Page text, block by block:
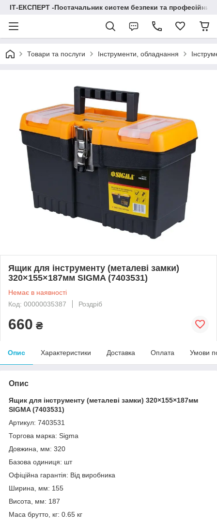
ІТ-ЕКСПЕРТ -Постачальник систем безпеки та професійних
Товари та послуги Інструменти, обладнання
Ящик для інструменту (металеві замки)
320×155×187мм SIGMA (7403531)
Немає в наявності
Код: 00000035387
Роздріб
660 ₴
Опис Характеристики Доставка Оплата Умови
Опис
Ящик для інструменту (металеві замки) 320×155×187мм
SIGMA (7403531)
Артикул: 7403531
Торгова марка: Sigma
Довжина, мм: 320
Базова одиниця: шт
Офіційна гарантія: Від виробника
Ширина, мм: 155
Висота, мм: 187
Маса брутто, кг: 0.65 кг